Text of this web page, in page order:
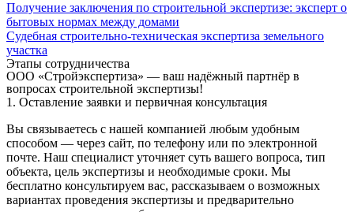
Получение заключения по строительной экспертизе: эксперт о
бытовых нормах между домами
Судебная строительно-техническая экспертиза земельного
участка
Этапы сотрудничества
ООО «Стройэкспертиза» — ваш надёжный партнёр в
вопросах строительной экспертизы!
1. Оставление заявки и первичная консультация
Вы связываетесь с нашей компанией любым удобным
способом — через сайт, по телефону или по электронной
почте. Наш специалист уточняет суть вашего вопроса, тип
объекта, цель экспертизы и необходимые сроки. Мы
бесплатно консультируем вас, рассказываем о возможных
вариантах проведения экспертизы и предварительно